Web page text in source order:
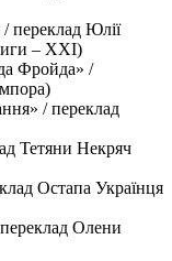
/ переклад Юлії
– ХХІ)
Фройда» /
/ переклад
Тетяни Некряч
Остапа Українця
Олени